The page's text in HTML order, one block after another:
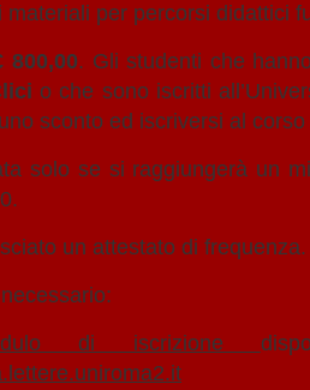
materiali per percorsi didattici
800,00. Gli studenti che
o che sono iscritti
sconto ed iscriversi al
solo se si raggiungerà un
un attestato di frequenza.
di iscrizione